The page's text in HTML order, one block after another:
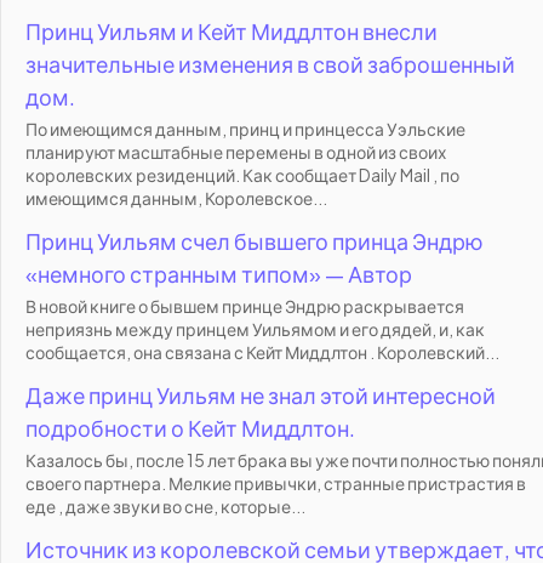
Принц Уильям и Кейт Миддлтон внесли
значительные изменения в свой заброшенный
дом.
По имеющимся данным, принц и принцесса Уэльские
планируют масштабные перемены в одной из своих
королевских резиденций. Как сообщает Daily Mail , по
имеющимся данным, Королевское...
Принц Уильям счел бывшего принца Эндрю
«немного странным типом» — Автор
В новой книге о бывшем принце Эндрю раскрывается
неприязнь между принцем Уильямом и его дядей, и, как
сообщается, она связана с Кейт Миддлтон . Королевский...
Даже принц Уильям не знал этой интересной
подробности о Кейт Миддлтон.
Казалось бы, после 15 лет брака вы уже почти полностью
своего партнера. Мелкие привычки, странные пристрастия в
еде , даже звуки во сне, которые...
Источник из королевской семьи утверждает,